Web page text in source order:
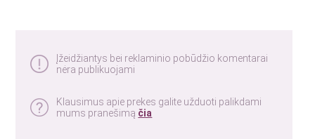
Įžeidžiantys bei reklaminio pobūdžio komentarai
nėra publikuojami
Klausimus apie prekes galite užduoti palikdami
mums pranešimą čia